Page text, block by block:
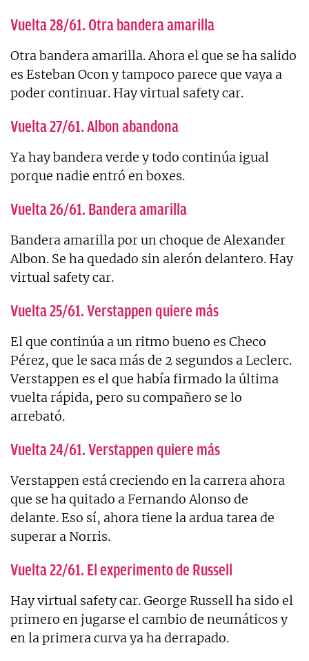
Vuelta 28/61. Otra bandera amarilla
Otra bandera amarilla. Ahora el que se ha salido
es Esteban Ocon y tampoco parece que vaya a
poder continuar. Hay virtual safety car.
Vuelta 27/61. Albon abandona
Ya hay bandera verde y todo continúa igual
porque nadie entró en boxes.
Vuelta 26/61. Bandera amarilla
Bandera amarilla por un choque de Alexander
Albon. Se ha quedado sin alerón delantero. Hay
virtual safety car.
Vuelta 25/61. Verstappen quiere más
El que continúa a un ritmo bueno es Checo
Pérez, que le saca más de 2 segundos a Leclerc.
Verstappen es el que había firmado la última
vuelta rápida, pero su compañero se lo
arrebató.
Vuelta 24/61. Verstappen quiere más
Verstappen está creciendo en la carrera ahora
que se ha quitado a Fernando Alonso de
delante. Eso sí, ahora tiene la ardua tarea de
superar a Norris.
Vuelta 22/61. El experimento de Russell
Hay virtual safety car. George Russell ha sido el
primero en jugarse el cambio de neumáticos y
en la primera curva ya ha derrapado.